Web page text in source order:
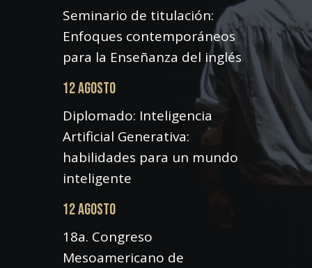
Seminario de titulación:
Enfoques contemporáneos
para la Enseñanza del inglés
12 AGOSTO
Diplomado: Inteligencia
Artificial Generativa:
habilidades para un mundo
inteligente
12 AGOSTO
18a. Congreso
Mesoamericano de